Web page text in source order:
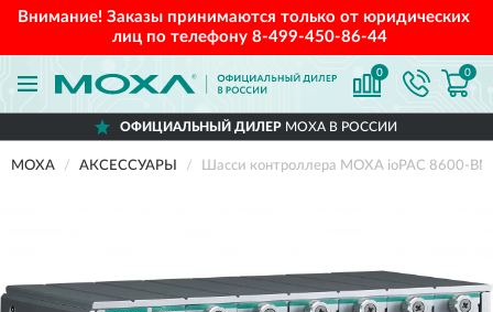
Внимание! Заказы принимаются только от юридических
лиц по телефону 8-499-450-86-44
0 0
ОФИЦИАЛЬНЫЙ ДИЛЕРMOXA В РОССИИ
MOXA АКСЕССУАРЫ Шасси контроллера MOXA ioPAC 8600-